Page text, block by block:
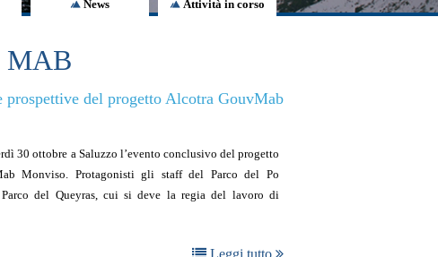
News Attività in corso
MAB
del progetto Alcotra GouvMab
30 ottobre a Saluzzo l’evento conclusivo del progetto
Monviso. Protagonisti gli staff del Parco del Po
Parco del Queyras, cui si deve la regia del lavoro di
Leggi tutto